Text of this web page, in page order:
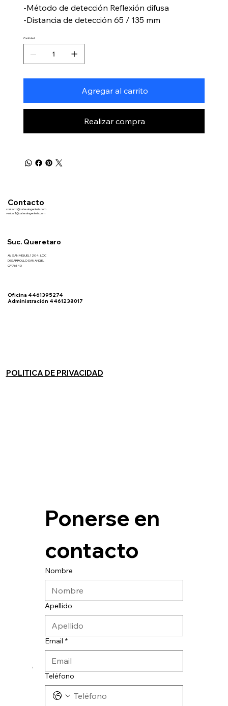
-Método de detección Reflexión difusa
-Distancia de detección 65 / 135 mm
Cantidad
Agregar al carrito
Realizar compra
contacto@catesaingenieria.com
ventas1@catesaingenieria.com
POLITICA DE PRIVACIDAD
Contacto
Oficina 4461395274
Administración 4461238017
© 2024 CATESA INGENIERIA
Suc. Queretaro
AV. SAN MIGUEL 1204, LOC
DESARROLLO SAN ANGEL
CP 76140
Ponerse en
contacto
Nombre
Apellido
Email *
Teléfono